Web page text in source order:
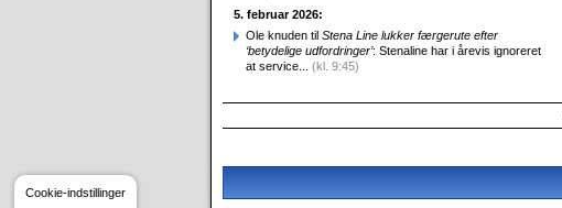
5. februar 2026:
Ole knuden til Stena Line lukker færgerute efter
‘betydelige udfordringer’: Stenaline har i årevis ignoreret
at service... (kl. 9:45)
Cookie-indstillinger